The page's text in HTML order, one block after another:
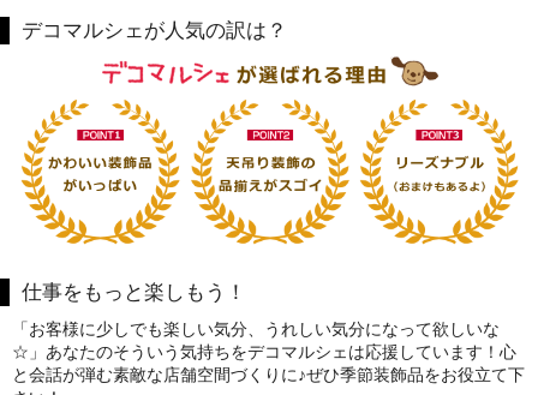
デコマルシェが人気の訳は？
仕事をもっと楽しもう！
「お客様に少しでも楽しい気分、うれしい気分になって欲しいな
☆」あなたのそういう気持ちをデコマルシェは応援しています！心
と会話が弾む素敵な店舗空間づくりに♪ぜひ季節装飾品をお役立て下